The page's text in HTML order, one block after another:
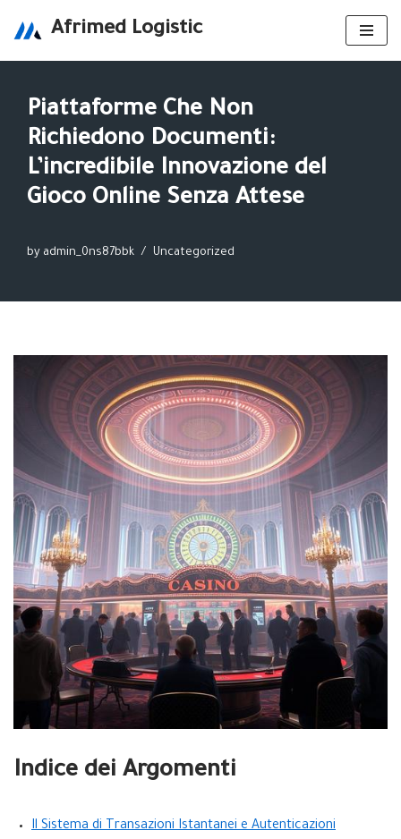
content
Afrimed Logistic
Piattaforme Che Non
Richiedono Documenti:
L’incredibile Innovazione del
Gioco Online Senza Attese
by admin_0ns87bbk Uncategorized
Indice dei Argomenti
Il Sistema di Transazioni Istantanei e Autenticazioni